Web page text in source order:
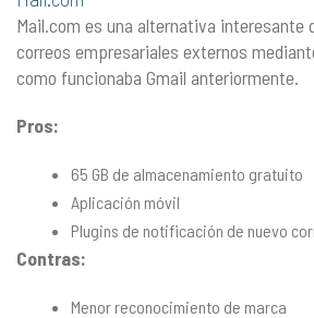
Mail.com es una alternativa interesante
correos empresariales externos
como funcionaba Gmail anteriormente.
Pros:
65 GB de almacenamiento gratuito
Aplicación móvil
Plugins de notificación de nuevo
Contras:
Menor reconocimiento de marca